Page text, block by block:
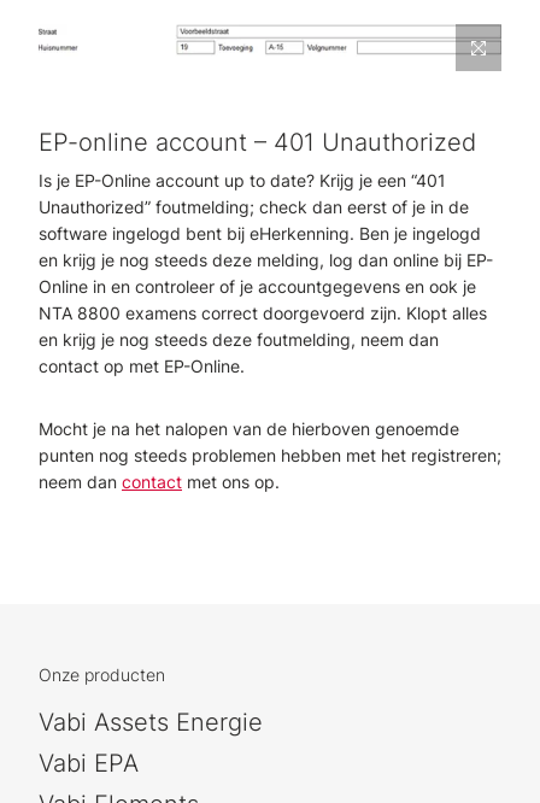
EP-online account – 401 Unauthorized
Is je EP-Online account up to date? Krijg je een “401
Unauthorized” foutmelding; check dan eerst of je in de
software ingelogd bent bij eHerkenning. Ben je ingelogd
en krijg je nog steeds deze melding, log dan online bij EP-
Online in en controleer of je accountgegevens en ook je
NTA 8800 examens correct doorgevoerd zijn. Klopt alles
en krijg je nog steeds deze foutmelding, neem dan
contact op met EP-Online.
Mocht je na het nalopen van de hierboven genoemde
punten nog steeds problemen hebben met het registreren;
neem dan contact met ons op.
Onze producten
Vabi Assets Energie
Vabi EPA